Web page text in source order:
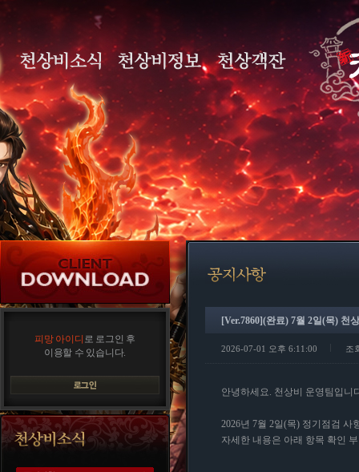
피망 아이디 로 로그인 후
이용할 수 있습니다.
[Ver.7860](완료) 7월 2일(목) 천
2026-07-01 오후 6:11:00 조
안녕하세요. 천상비 운영팀입니
2026년 7월 2일(목) 정기점검 사
자세한 내용은 아래 항목 확인